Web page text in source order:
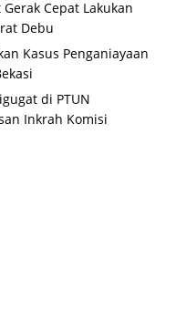
Cepat Lakukan
Debu
Kasus Penganiayaan
di PTUN
Inkrah Komisi